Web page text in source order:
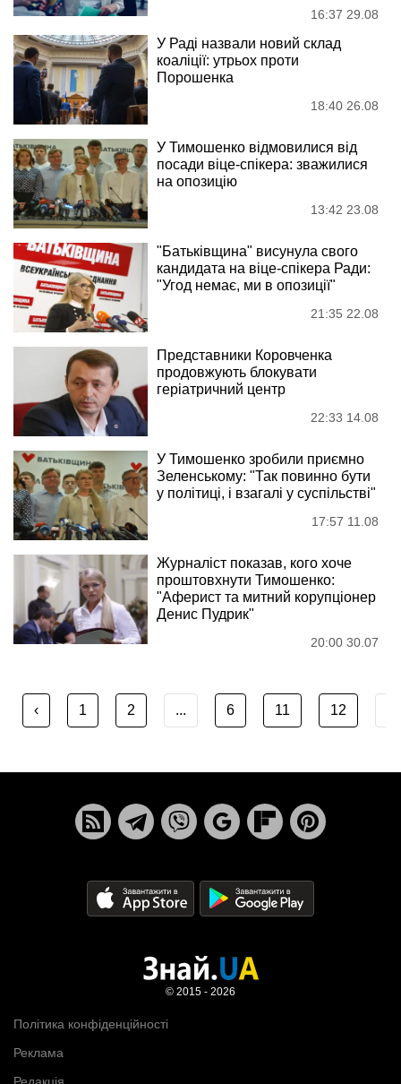
16:37 29.08
У Раді назвали новий склад
коаліції: утрьох проти
Порошенка
18:40 26.08
У Тимошенко відмовилися від
посади віце-спікера: зважилися
на опозицію
13:42 23.08
"Батьківщина" висунула свого
кандидата на віце-спікера Ради:
"Угод немає, ми в опозиції"
21:35 22.08
Представники Коровченка
продовжують блокувати
геріатричний центр
22:33 14.08
У Тимошенко зробили приємно
Зеленському: "Так повинно бути
у політиці, і взагалі у суспільстві"
17:57 11.08
Журналіст показав, кого хоче
проштовхнути Тимошенко:
"Аферист та митний корупціонер
Денис Пудрик"
20:00 30.07
‹ 1 2 ... 6 11 12
Політика конфіденційності
Реклама
© 2015 - 2026